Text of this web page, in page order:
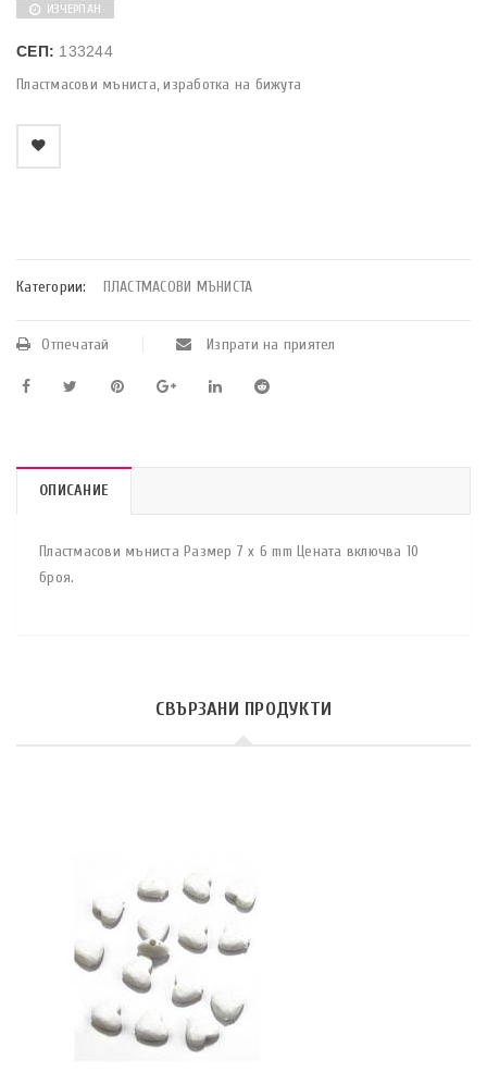
ИЗЧЕРПАН
СЕП: 133244
Пластмасови мъниста, изработка на бижута
Категории: ПЛАСТМАСОВИ МЪНИСТА
Отпечатай Изпрати на приятел
ОПИСАНИЕ
Пластмасови мъниста Размер 7 x 6 mm Цената включва 10
броя.
СВЪРЗАНИ ПРОДУКТИ